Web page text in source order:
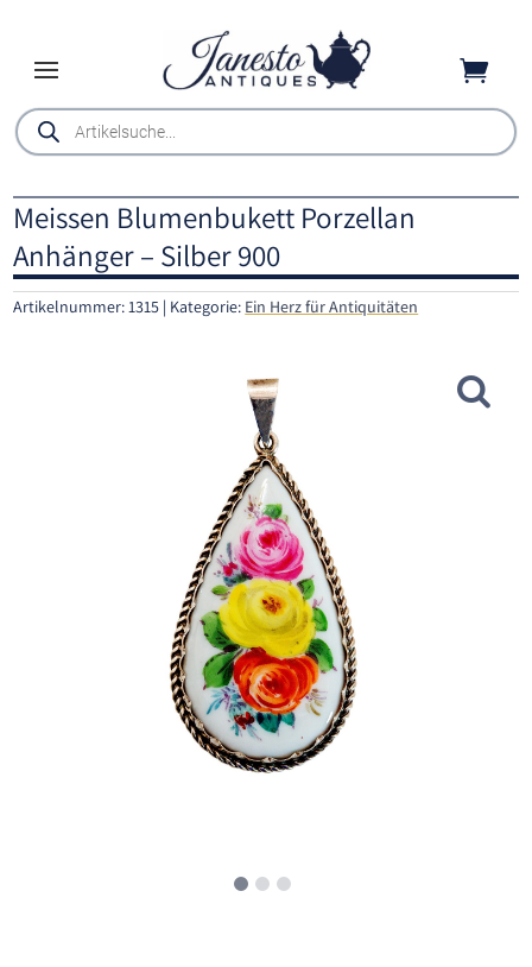

Products
search
Meissen Blumenbukett Porzellan
Anhänger – Silber 900
Artikelnummer:1315 Kategorie: Ein Herz für Antiquitäten